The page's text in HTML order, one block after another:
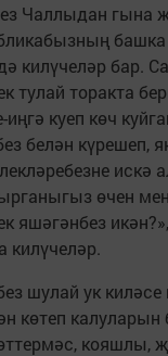
Чаллыдан
башка
килүчеләр бар.
тулай торакта
куеп көч
белән күрешеп,
өчен
яшәгәнбез
килүчеләр.
шулай ук
көтеп
кояшлы,